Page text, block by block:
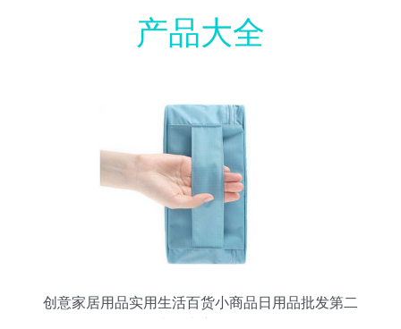
产品大全
创意家居用品实用生活百货小商品日用品批发第二